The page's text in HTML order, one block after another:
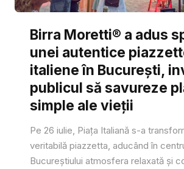
Birra Moretti® a adus
unei autentice
italiene în București,
publicul să savureze
simple ale vieții
Pe 26 iulie, Piața Italiană s-a
veritabilă piazzetta, aducând în
Bucureștiului atmosfera relaxată și